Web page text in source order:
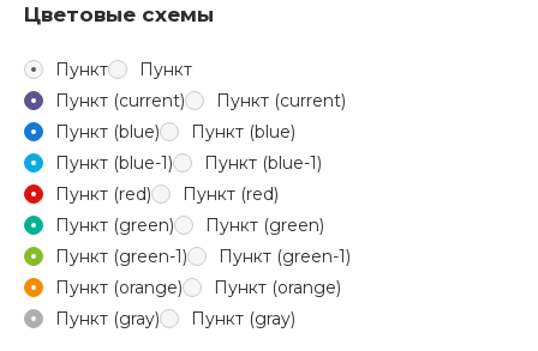
Цветовые схемы
Пункт
Пункт
Пункт (current)
Пункт (current)
Пункт (blue)
Пункт (blue)
Пункт (blue-1)
Пункт (blue-1)
Пункт (red)
Пункт (red)
Пункт (green)
Пункт (green)
Пункт (green-1)
Пункт (green-1)
Пункт (orange)
Пункт (orange)
Пункт (gray)
Пункт (gray)